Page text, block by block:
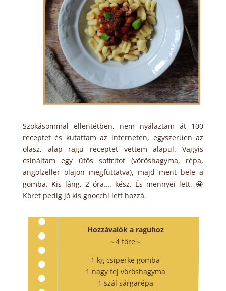
Szokásommal ellentétben, nem nyálaztam át 100
receptet és kutattam az interneten, egyszerűen az
olasz, alap ragu receptet vettem alapul. Vagyis
csináltam egy ütős soffritot (vöröshagyma, répa,
angolzeller olajon megfuttatva), majd ment bele a
gomba. Kis láng, 2 óra…. kész. És mennyei lett. 😀
Köret pedig jó kis gnocchi lett hozzá.
Hozzávalók a raguhoz
∼4 főre∼
1 kg csiperke gomba
1 nagy fej vöröshagyma
1 szál sárgarépa